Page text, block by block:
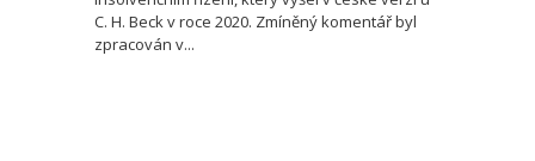
C. H. Beck v roce 2020. Zmíněný komentář byl
zpracován v...